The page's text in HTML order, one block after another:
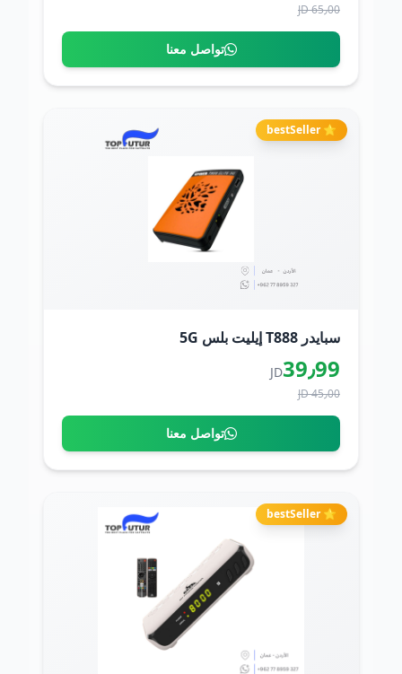
65٫00 JD
تواصل معنا
⭐ bestSeller
سبايدر T888 إيليت بلس 5G
39٫99JD
45٫00 JD
تواصل معنا
⭐ bestSeller